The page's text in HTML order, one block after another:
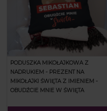
PODUSZKA MIKOŁAJKOWA Z
NADRUKIEM - PREZENT NA
MIKOŁAJKI ŚWIĘTA Z IMIENIEM -
OBUDŹCIE MNIE W ŚWIĘTA